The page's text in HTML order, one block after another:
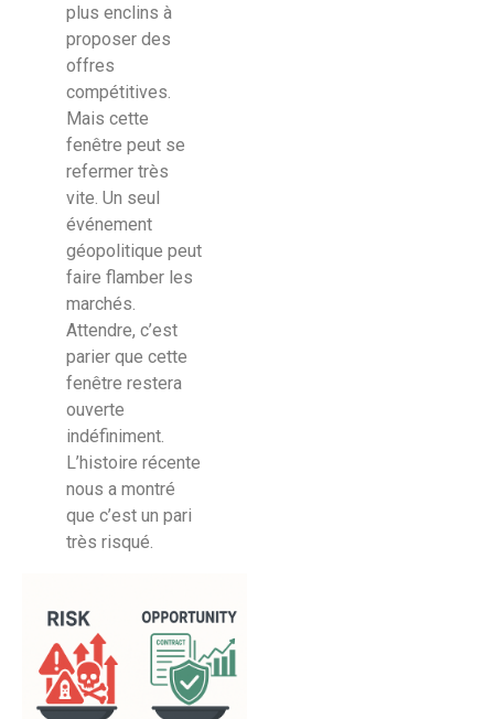
plus enclins à
proposer des
offres
compétitives.
Mais cette
fenêtre peut se
refermer très
vite. Un seul
événement
géopolitique peut
faire flamber les
marchés.
Attendre, c’est
parier que cette
fenêtre restera
ouverte
indéfiniment.
L’histoire récente
nous a montré
que c’est un pari
très risqué.